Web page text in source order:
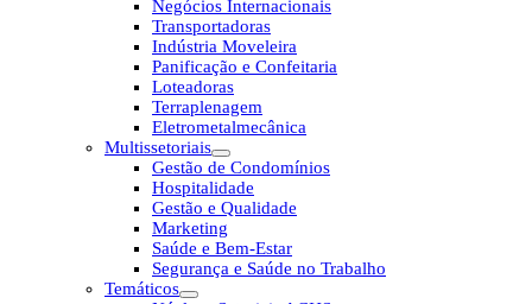
Negócios Internacionais
Transportadoras
Indústria Moveleira
Panificação e Confeitaria
Loteadoras
Terraplenagem
Eletrometalmecânica
Multissetoriais
Gestão de Condomínios
Hospitalidade
Gestão e Qualidade
Marketing
Saúde e Bem-Estar
Segurança e Saúde no Trabalho
Temáticos